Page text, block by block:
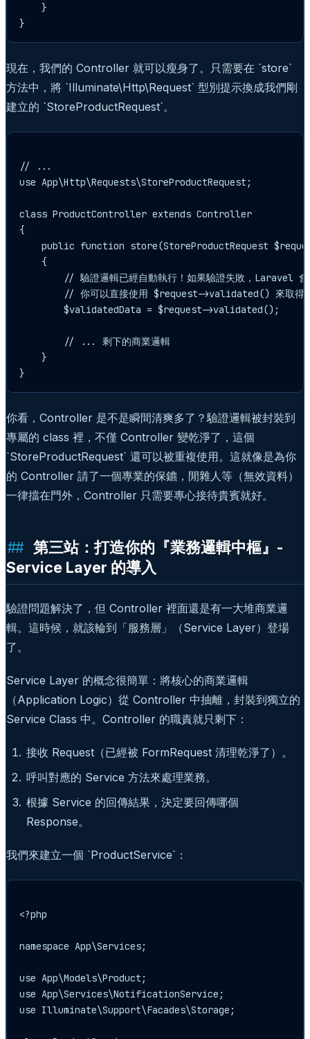
    }
現在，我們的 Controller 就可以瘦身了。只需要在 `store`
方法中，將 `Illuminate\Http\Request` 型別提示換成我們剛
建立的 `StoreProductRequest`。
// ...
use App\Http\Requests\StoreProductRequest;
class ProductController extends Controller
{
public function store(StoreProductRequest
    {
// 驗證邏輯已經自動執行！如果驗證失敗，Laravel 會
// 你可以直接使用 $request->validated() 來取得
        $validatedData = $request->validated();
        // ... 剩下的商業邏輯
    }
你看，Controller 是不是瞬間清爽多了？驗證邏輯被封裝到
專屬的 class 裡，不僅 Controller 變乾淨了，這個
`StoreProductRequest` 還可以被重複使用。這就像是為你
的 Controller 請了一個專業的保鑣，閒雜人等（無效資料）
一律擋在門外，Controller 只需要專心接待貴賓就好。
第三站：打造你的『業務邏輯中樞』-
Service Layer 的導入
驗證問題解決了，但 Controller 裡面還是有一大堆商業邏
輯。這時候，就該輪到「服務層」（Service Layer）登場
了。
Service Layer 的概念很簡單：將核心的商業邏輯
（Application Logic）從 Controller 中抽離，封裝到獨立的
Service Class 中。Controller 的職責就只剩下：
接收 Request（已經被 FormRequest 清理乾淨了）。
呼叫對應的 Service 方法來處理業務。
根據 Service 的回傳結果，決定要回傳哪個
Response。
我們來建立一個 `ProductService`：
<?php
namespace App\Services;
use App\Models\Product;
use App\Services\NotificationService;
use Illuminate\Support\Facades\Storage;